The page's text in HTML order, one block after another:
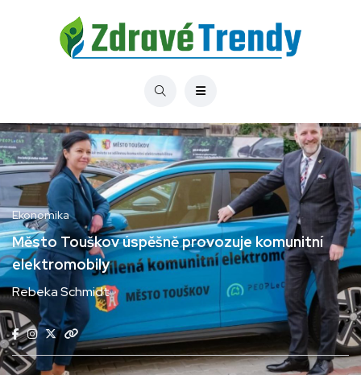
Ekonomika
Město Touškov úspěšně provozuje komunitní
elektromobily
Rebeka Schmidt